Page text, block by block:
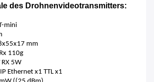
des Drohnenvideotransmitters:
mini
mm
110g
5W
Ethernet x1 TTL x1